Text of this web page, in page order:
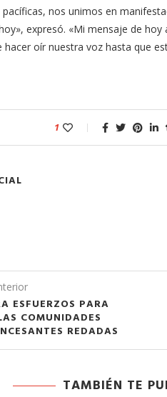
nos unimos en
expresó. «Mi mensaje de
hacer oír nuestra voz hasta que
1
ESFUERZOS PARA
COMUNIDADES
REDADAS
TAMBIÉN TE